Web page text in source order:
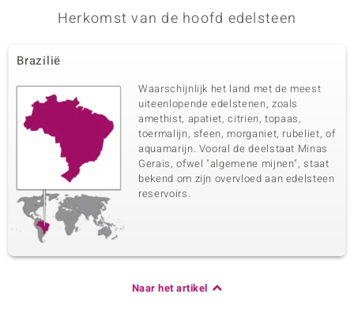
Herkomst van de hoofd edelsteen
Brazilië
Waarschijnlijk het land met de meest
uiteenlopende edelstenen, zoals
amethist, apatiet, citrien, topaas,
toermalijn, sfeen, morganiet, rubeliet, of
aquamarijn. Vooral de deelstaat Minas
Gerais, ofwel "algemene mijnen", staat
bekend om zijn overvloed aan edelsteen
reservoirs.
Naar het artikel